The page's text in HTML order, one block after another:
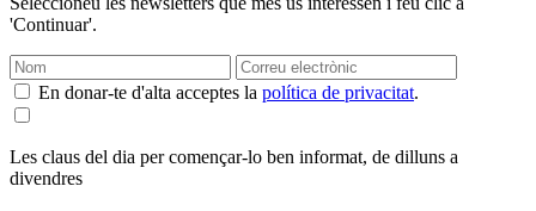
'Continuar'.
En donar-te d'alta acceptes la política de privacitat.
Les claus del dia per començar-lo ben informat, de dilluns a
divendres